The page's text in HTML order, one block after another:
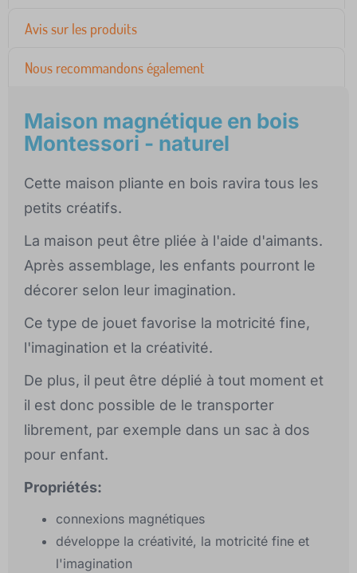
Avis sur les produits
Nous recommandons également
Maison magnétique en bois
Montessori - naturel
Cette maison pliante en bois ravira tous les
petits créatifs.
La maison peut être pliée à l'aide d'aimants.
Après assemblage, les enfants pourront le
décorer selon leur imagination.
Ce type de jouet favorise la motricité fine,
l'imagination et la créativité.
De plus, il peut être déplié à tout moment et
il est donc possible de le transporter
librement, par exemple dans un sac à dos
pour enfant.
Propriétés:
connexions magnétiques
développe la créativité, la motricité fine et
l'imagination